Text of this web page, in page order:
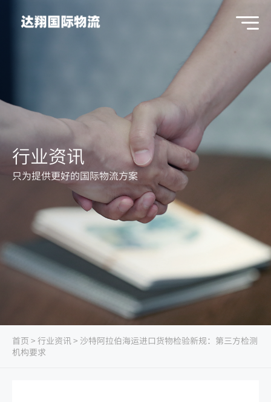
行业资讯
只为提供更好的国际物流方案
首页 > 行业资讯> 沙特阿拉伯海运进口货物检验新规：第三方检测
机构要求